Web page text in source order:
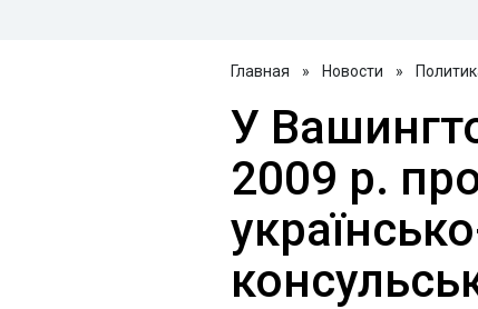
Главная » Новости »
У
2009 р.